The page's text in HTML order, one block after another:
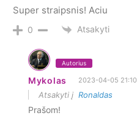
Super straipsnis! Aciu
0 Atsakyti
Autorius
Mykolas 2023-04-05 21:10
Atsakyti į Ronaldas
Prašom!